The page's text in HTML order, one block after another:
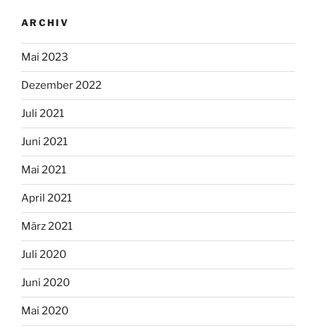
ARCHIV
Mai 2023
Dezember 2022
Juli 2021
Juni 2021
Mai 2021
April 2021
März 2021
Juli 2020
Juni 2020
Mai 2020